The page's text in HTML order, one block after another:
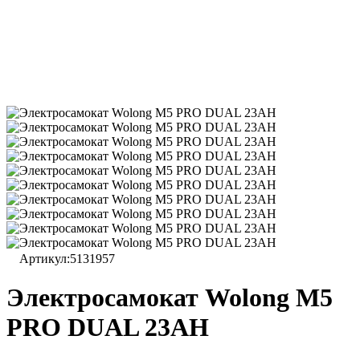
Артикул:5131957
Электросамокат Wolong M5
PRO DUAL 23AH